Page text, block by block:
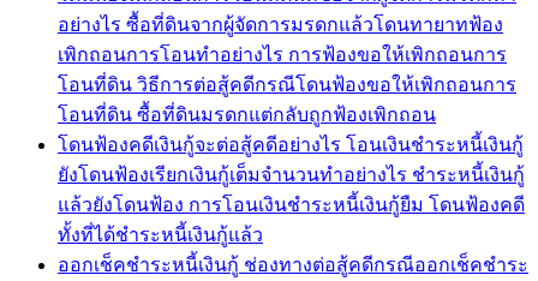
อย่างไร ซื้อที่ดินจากผู้จัดการมรดกแล้วโดนทายาทฟ้อง
เพิกถอนการโอนทำอย่างไร การฟ้องขอให้เพิกถอนการ
โอนที่ดิน วิธีการต่อสู้คดีกรณีโดนฟ้องขอให้เพิกถอนการ
โอนที่ดิน ซื้อที่ดินมรดกแต่กลับถูกฟ้องเพิกถอน
โดนฟ้องคดีเงินกู้จะต่อสู้คดีอย่างไร โอนเงินชำระหนี้เงินกู้
ยังโดนฟ้องเรียกเงินกู้เต็มจำนวนทำอย่างไร ชำระหนี้เงินกู้
แล้วยังโดนฟ้อง การโอนเงินชำระหนี้เงินกู้ยืม โดนฟ้องคดี
ทั้งที่ได้ชำระหนี้เงินกู้แล้ว
ออกเช็คชำระหนี้เงินกู้ ช่องทางต่อสู้คดีกรณีออกเช็คชำระ